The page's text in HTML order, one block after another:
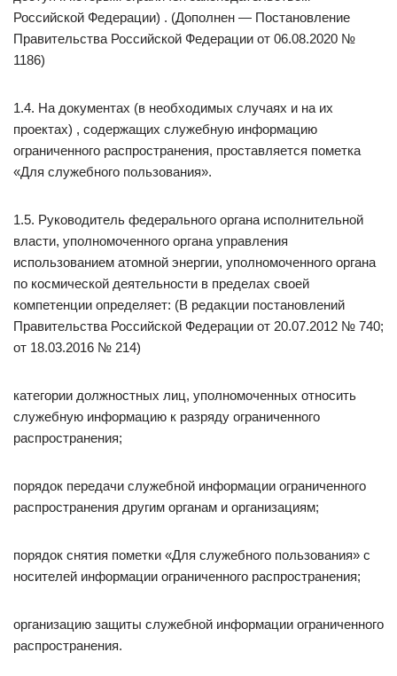
Российской Федерации) . (Дополнен — Постановление
Правительства Российской Федерации от 06.08.2020 №
1186)
1.4. На документах (в необходимых случаях и на их
проектах) , содержащих служебную информацию
ограниченного распространения, проставляется пометка
«Для служебного пользования».
1.5. Руководитель федерального органа исполнительной
власти, уполномоченного органа управления
использованием атомной энергии, уполномоченного органа
по космической деятельности в пределах своей
компетенции определяет: (В редакции постановлений
Правительства Российской Федерации от 20.07.2012 № 740;
от 18.03.2016 № 214)
категории должностных лиц, уполномоченных относить
служебную информацию к разряду ограниченного
распространения;
порядок передачи служебной информации ограниченного
распространения другим органам и организациям;
порядок снятия пометки «Для служебного пользования» с
носителей информации ограниченного распространения;
организацию защиты служебной информации ограниченного
распространения.